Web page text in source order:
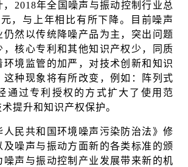
，2018年全国噪声与振动控制行业总
，与上年相比有所下降。目前噪声
仍然以传统降噪产品为主，突出问题
，核心专利和其他知识产权少，同质
环境监管的加严，对技术创新和知识
这种现象将有所改变，例如：阵列式
通过专利授权的方式扩大了使用范
提升和知识产权保护。
人民共和国环境噪声污染防治法》修
及噪声与振动方面新的各类标准的颁
噪声与振动控制产业发展带来新的机